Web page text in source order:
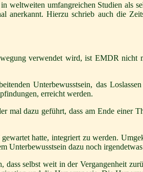
weltweiten umfangreichen Studien als
anerkannt. Hierzu schrieb auch die
verwendet wird, ist EMDR nicht
Unterbewusstsein, das
erreicht werden.
dazu geführt, dass am Ende einer
hatte, integriert zu werden.
Unterbewusstsein dazu noch
selbst weit in der Vergangenheit